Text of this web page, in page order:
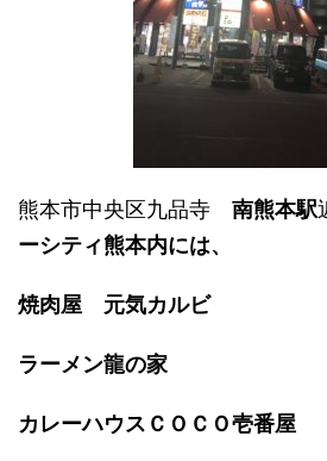
熊本市中央区九品寺 南熊本駅
ーシティ熊本内には、
焼肉屋 元気カルビ
ラーメン龍の家
カレーハウスＣＯＣＯ壱番屋